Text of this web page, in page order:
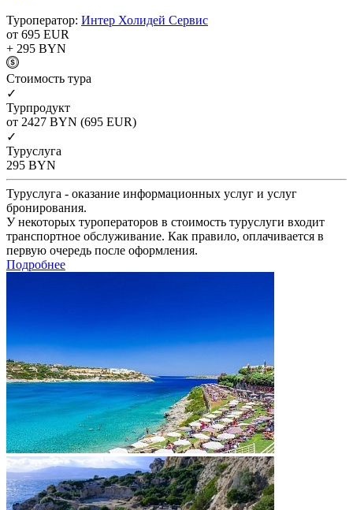
Туроператор: Интер Холидей Сервис
от 695 EUR
+ 295 BYN
Cтоимость тура
✓
Турпродукт
от 2427 BYN (695 EUR)
✓
Туруслуга
295 BYN
Туруслуга - оказание информационных услуг и услуг
бронирования.
У некоторых туроператоров в стоимость туруслуги входит
транспортное обслуживание. Как правило, оплачивается в
первую очередь после оформления.
Подробнее